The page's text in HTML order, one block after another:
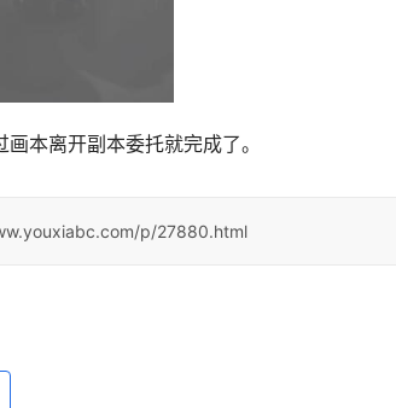
本离开副本委托就完成了。
p/27880.html